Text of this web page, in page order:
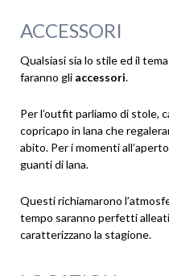
ACCESSORI
Qualsiasi sia lo stile ed il
faranno gli accessori.
Per l’outfit parliamo di stole,
copricapo in lana che
abito. Per i momenti
guanti di lana.
Questi richiamarono
tempo saranno perfetti
caratterizzano la stagione.